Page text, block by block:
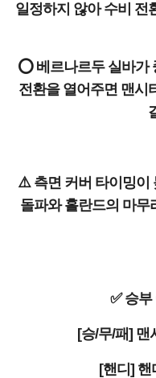
일정하지 않아 수비 전
⭕ 베르나르두 실바가
전환을 열어주면 맨시
⚠️ 측면 커버 타이밍이
돌파와 홀란드의 마무
✅ 승
[승/무/패] 맨
[핸디] 핸